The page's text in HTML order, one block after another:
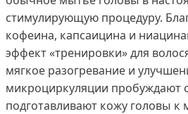
стимулирующую процедуру.
кофеина, капсаицина и
эффект «тренировки» для
мягкое разогревание и
микроциркуляции пробуждают
подготавливают кожу головы к